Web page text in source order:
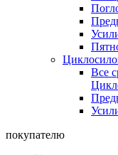
Все
покупателю